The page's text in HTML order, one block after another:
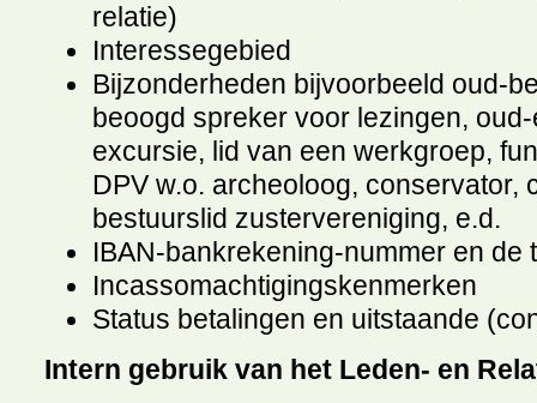
relatie)
Interessegebied
Bijzonderheden bijvoorbeeld oud-
beoogd spreker voor lezingen,
excursie, lid van een werkgroep,
DPV w.o. archeoloog, conservator,
bestuurslid zustervereniging, e.d.
IBAN-bankrekening-nummer en de
Incassomachtigingskenmerken
Status betalingen en uitstaande
Intern gebruik van het Leden- en